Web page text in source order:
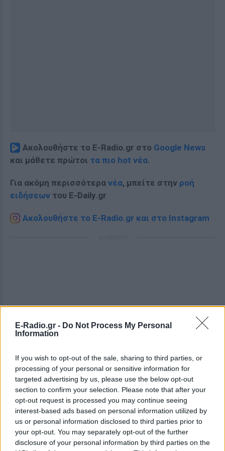
E-Radio.gr - Do Not Process My Personal
Information
If you wish to opt-out of the sale, sharing to third parties, or
processing of your personal or sensitive information for
targeted advertising by us, please use the below opt-out
section to confirm your selection. Please note that after your
opt-out request is processed you may continue seeing
interest-based ads based on personal information utilized by
us or personal information disclosed to third parties prior to
your opt-out. You may separately opt-out of the further
disclosure of your personal information by third parties on the
Ακολουθήστε το E-Radio.gr στο Google News
και μάθετε πρώτοι τα πιο hot νέα.
Για ακόμη περισσότερα νέα, μπείτε στην ροή
ειδήσεων του E-Daily.gr
Ακολουθήστε το E-Radio.gr και στο Instagram